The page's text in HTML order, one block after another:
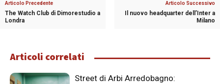
Articolo Precedente
The Watch Club di Dimorestudio a
Londra
Articolo Successivo
Il nuovo headquarter dell’Inter a
Milano
Articoli correlati
Street di Arbi Arredobagno: